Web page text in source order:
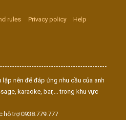
rules Privacy policy
Help
nên để đáp ứng nhu cầu của anh
karaoke, bar,... trong khu vực
hỗ trợ 0938.779.777